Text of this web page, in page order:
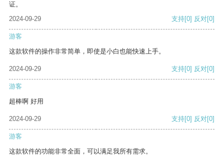
证。
2024-09-29
支持[0] 反对[0]
游客
这款软件的操作非常简单，即使是小白也能快速上手。
2024-09-29 支持[0] 反对[0]
游客
超棒啊 好用
2024-09-29 支持[0] 反对[0]
游客
这款软件的功能非常全面，可以满足我所有需求。